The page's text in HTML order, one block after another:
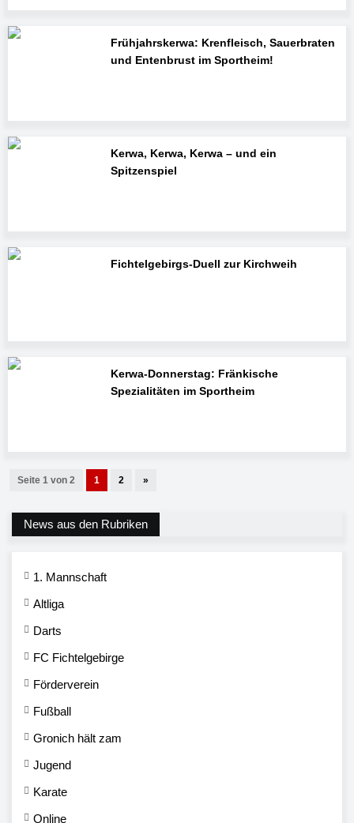
Frühjahrskerwa: Krenfleisch, Sauerbraten
und Entenbrust im Sportheim!
Kerwa, Kerwa, Kerwa – und ein
Spitzenspiel
Fichtelgebirgs-Duell zur Kirchweih
Kerwa-Donnerstag: Fränkische
Spezialitäten im Sportheim
Seite 1 von 2 1 2 »
News aus den Rubriken
1. Mannschaft
Altliga
Darts
FC Fichtelgebirge
Förderverein
Fußball
Gronich hält zam
Jugend
Karate
Online